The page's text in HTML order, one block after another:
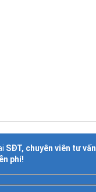
SĐT, chuyên viên tư vấn
phí!